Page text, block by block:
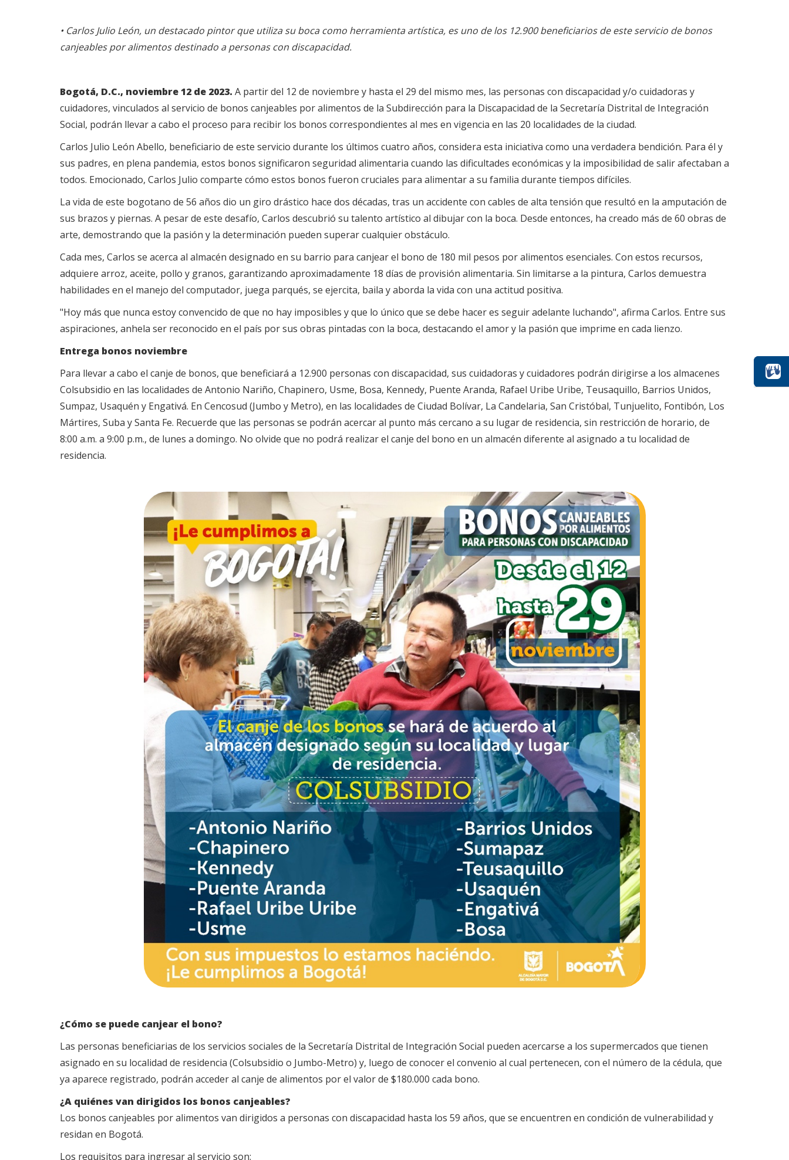
• Carlos Julio León, un destacado pintor que utiliza su boca como herramienta artística, es uno de los 12.900 beneficiarios de este servicio de bonos
canjeables por alimentos destinado a personas con discapacidad.
Bogotá, D.C., noviembre 12 de 2023. A partir del 12 de noviembre y hasta el 29 del mismo mes, las personas con discapacidad y/o cuidadoras y
cuidadores, vinculados al servicio de bonos canjeables por alimentos de la Subdirección para la Discapacidad de la Secretaría Distrital de Integración
Social, podrán llevar a cabo el proceso para recibir los bonos correspondientes al mes en vigencia en las 20 localidades de la ciudad.
Carlos Julio León Abello, beneficiario de este servicio durante los últimos cuatro años, considera esta iniciativa como una verdadera bendición. Para él y
sus padres, en plena pandemia, estos bonos significaron seguridad alimentaria cuando las dificultades económicas y la imposibilidad de salir afectaban a
todos. Emocionado, Carlos Julio comparte cómo estos bonos fueron cruciales para alimentar a su familia durante tiempos difíciles.
La vida de este bogotano de 56 años dio un giro drástico hace dos décadas, tras un accidente con cables de alta tensión que resultó en la amputación de
sus brazos y piernas. A pesar de este desafío, Carlos descubrió su talento artístico al dibujar con la boca. Desde entonces, ha creado más de 60 obras de
arte, demostrando que la pasión y la determinación pueden superar cualquier obstáculo.
Cada mes, Carlos se acerca al almacén designado en su barrio para canjear el bono de 180 mil pesos por alimentos esenciales. Con estos recursos,
adquiere arroz, aceite, pollo y granos, garantizando aproximadamente 18 días de provisión alimentaria. Sin limitarse a la pintura, Carlos demuestra
habilidades en el manejo del computador, juega parqués, se ejercita, baila y aborda la vida con una actitud positiva.
"Hoy más que nunca estoy convencido de que no hay imposibles y que lo único que se debe hacer es seguir adelante luchando", afirma Carlos. Entre sus
aspiraciones, anhela ser reconocido en el país por sus obras pintadas con la boca, destacando el amor y la pasión que imprime en cada lienzo.
Entrega bonos noviembre
Para llevar a cabo el canje de bonos, que beneficiará a 12.900 personas con discapacidad, sus cuidadoras y cuidadores podrán dirigirse a los almacenes
Colsubsidio en las localidades de Antonio Nariño, Chapinero, Usme, Bosa, Kennedy, Puente Aranda, Rafael Uribe Uribe, Teusaquillo, Barrios Unidos,
Sumpaz, Usaquén y Engativá. En Cencosud (Jumbo y Metro), en las localidades de Ciudad Bolívar, La Candelaria, San Cristóbal, Tunjuelito, Fontibón, Los
Mártires, Suba y Santa Fe. Recuerde que las personas se podrán acercar al punto más cercano a su lugar de residencia, sin restricción de horario, de
8:00 a.m. a 9:00 p.m., de lunes a domingo. No olvide que no podrá realizar el canje del bono en un almacén diferente al asignado a tu localidad de
residencia.
¿Cómo se puede canjear el bono?
Las personas beneficiarias de los servicios sociales de la Secretaría Distrital de Integración Social pueden acercarse a los supermercados que tienen
asignado en su localidad de residencia (Colsubsidio o Jumbo-Metro) y, luego de conocer el convenio al cual pertenecen, con el número de la cédula, que
ya aparece registrado, podrán acceder al canje de alimentos por el valor de $180.000 cada bono.
¿A quiénes van dirigidos los bonos canjeables?
Los bonos canjeables por alimentos van dirigidos a personas con discapacidad hasta los 59 años, que se encuentren en condición de vulnerabilidad y
residan en Bogotá.
Los requisitos para ingresar al servicio son: